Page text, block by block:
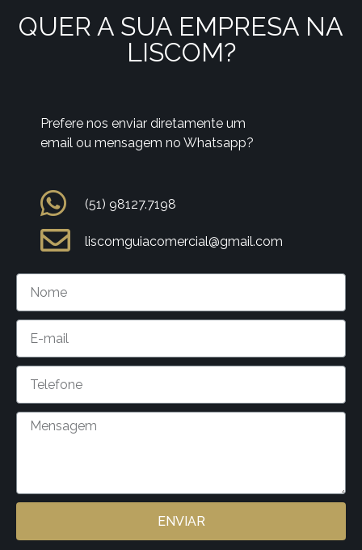
QUER A SUA EMPRESA NA
LISCOM?
Prefere nos enviar diretamente um
email ou mensagem no Whatsapp?
(51) 98127.7198
liscomguiacomercial@gmail.com
ENVIAR